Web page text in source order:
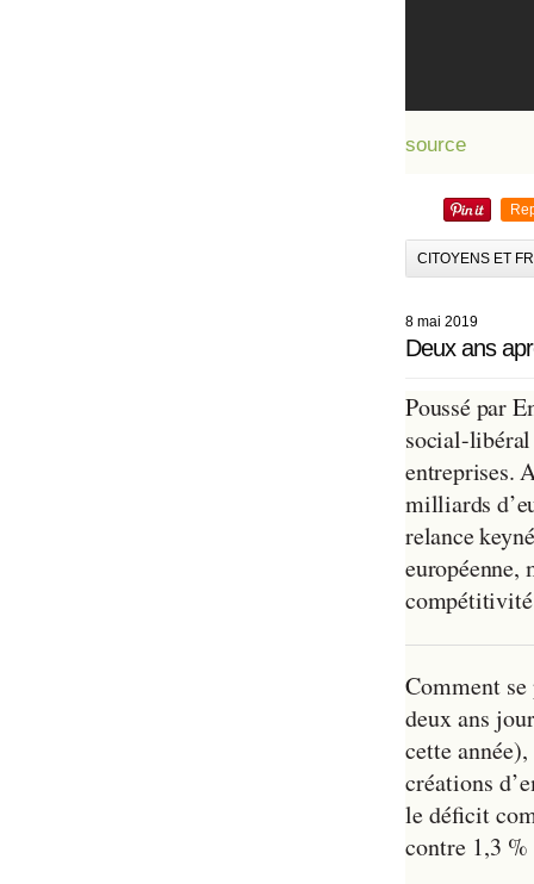
source
CITOYENS ET
8 mai 2019
Deux ans
Poussé par
social-libéral
entreprises.
milliards
relance
européenne,
Comment
deux ans
cette
créations
le déficit
contre 1,3 %